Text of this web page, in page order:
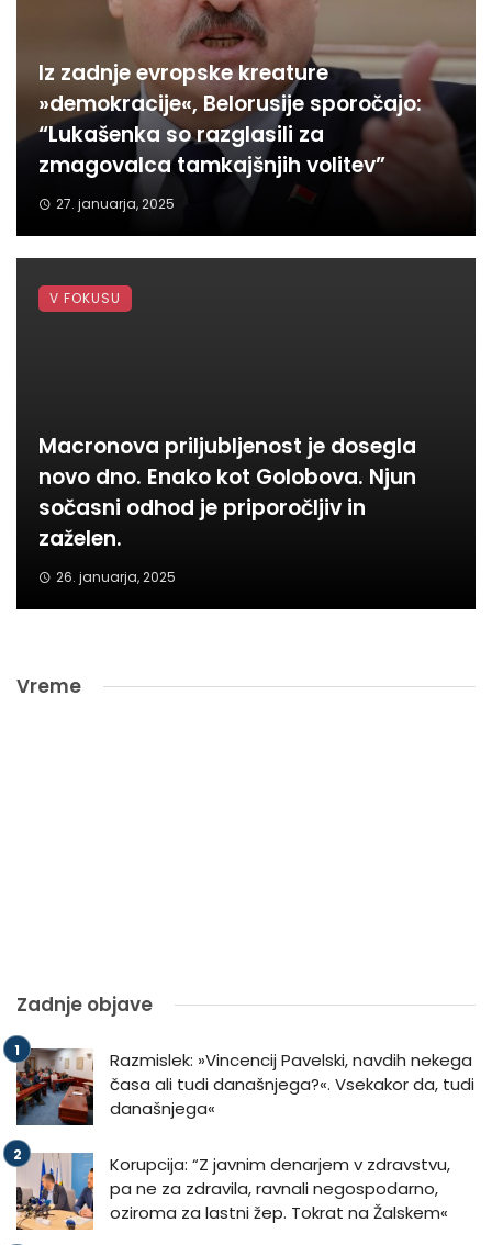
Iz zadnje evropske kreature
»demokracije«, Belorusije sporočajo:
“Lukašenka so razglasili za
zmagovalca tamkajšnjih volitev”
27. januarja, 2025
Macronova priljubljenost je dosegla
novo dno. Enako kot Golobova. Njun
sočasni odhod je priporočljiv in
zaželen.
26. januarja, 2025
V FOKUSU
Vreme
Zadnje objave
Razmislek: »Vincencij Pavelski, navdih nekega
časa ali tudi današnjega?«. Vsekakor da, tudi
današnjega«
Korupcija: “Z javnim denarjem v zdravstvu,
pa ne za zdravila, ravnali negospodarno,
oziroma za lastni žep. Tokrat na Žalskem«